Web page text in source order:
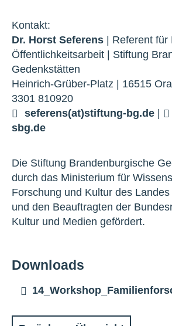
Kontakt:
Dr. Horst Seferens | Referent für
Öffentlichkeitsarbeit | Stiftung
Gedenkstätten
Heinrich-Grüber-Platz | 16515
3301 810920
seferens(at)stiftung-bg.de
sbg.de
Die Stiftung Brandenburgische
durch das Ministerium für
Forschung und Kultur des
und den Beauftragten der
Kultur und Medien gefördert.
Downloads